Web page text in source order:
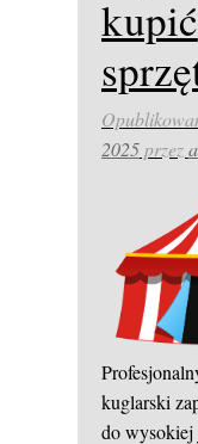
kupić
2025przez
kuglarski
do wysokiej